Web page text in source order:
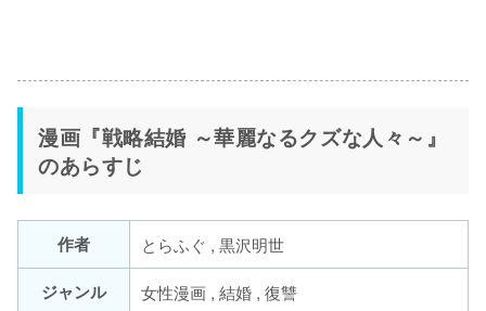
漫画『戦略結婚 ～華麗なるクズな人々～』
のあらすじ
作者
とらふぐ , 黒沢明世
ジャンル
女性漫画 , 結婚 , 復讐